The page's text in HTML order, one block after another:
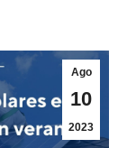
Ago
10
2023